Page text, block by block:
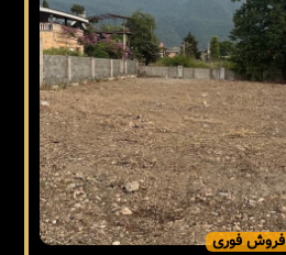
فروش فوری